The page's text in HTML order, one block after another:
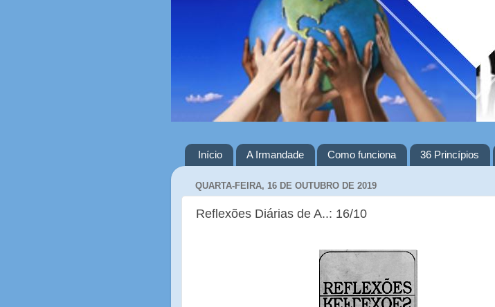
Início A Irmandade Como funciona 36 Princípios
QUARTA-FEIRA, 16 DE OUTUBRO DE 2019
Reflexões Diárias de A..: 16/10